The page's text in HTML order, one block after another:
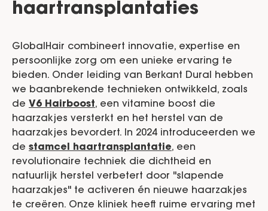
haartransplantaties
GlobalHair combineert innovatie, expertise en
persoonlijke zorg om een unieke ervaring te
bieden. Onder leiding van Berkant Dural hebben
we baanbrekende technieken ontwikkeld, zoals
de V6 Hairboost, een vitamine boost die
haarzakjes versterkt en het herstel van de
haarzakjes bevordert. In 2024 introduceerden we
de stamcel haartransplantatie, een
revolutionaire techniek die dichtheid en
natuurlijk herstel verbetert door "slapende
haarzakjes" te activeren én nieuwe haarzakjes
te creëren. Onze kliniek heeft ruime ervaring met